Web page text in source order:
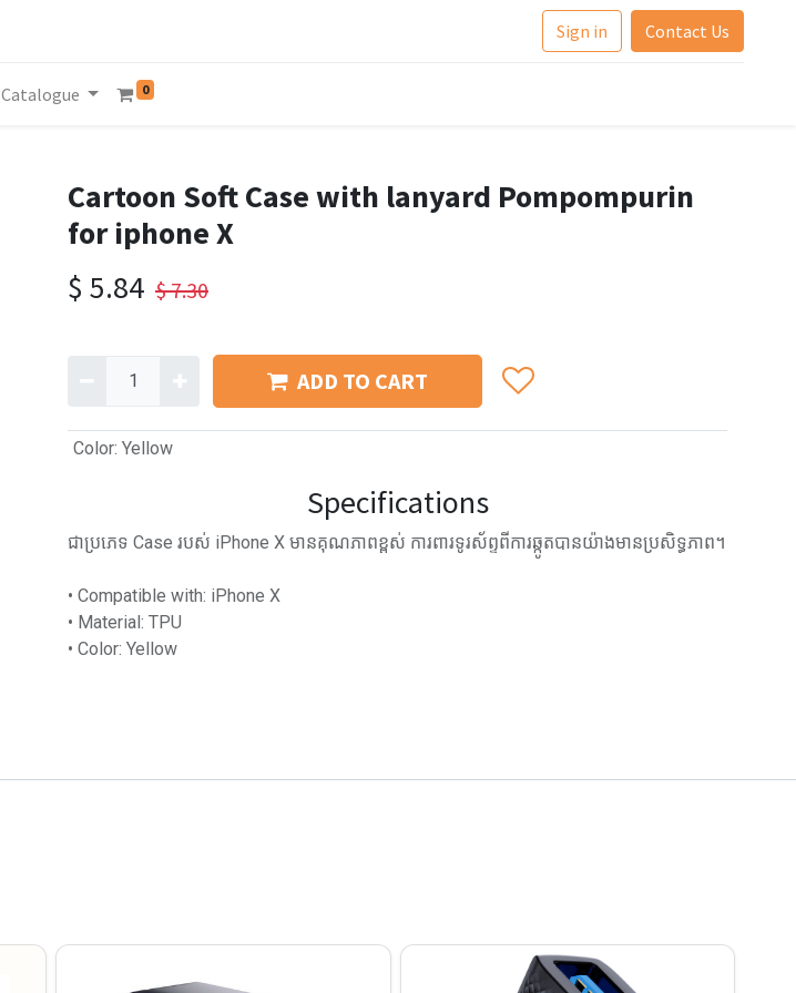
Sign in Contact Us
Catalogue 0
Cartoon Soft Case with lanyard Pompompurin
for iphone X
$ 5.84 $7.30
ADD TO CART
Color: Yellow
Specifications
ជាប្រភេទ Case របស់ iPhone X មានគុណភាពខ្ពស់ ការពារទូរស័ព្ទពីការឆ្កូតបានយ៉ាងមានប្រសិទ្ធភាព។
• Compatible with: iPhone X
• Material: TPU
• Color: Yellow